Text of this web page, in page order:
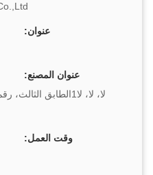
عنوان:
عنوان المصنع:
وقت العمل: